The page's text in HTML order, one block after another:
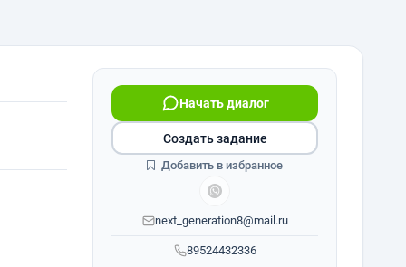
89524432336
Начать диалог
next_generation8@mail.ru
Создать задание
Добавить в избранное